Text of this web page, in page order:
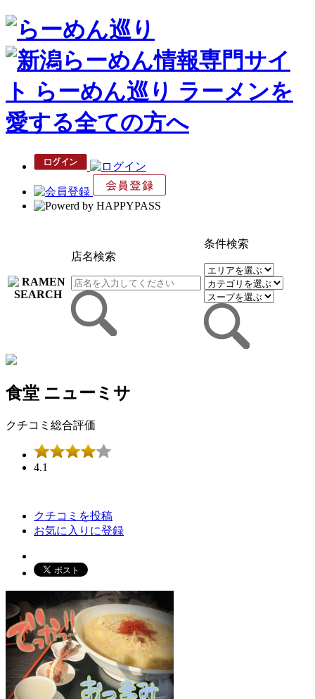
店名検索
条件検索
食堂 ニューミサ
クチコミ総合評価
4.1
クチコミを投稿
お気に入りに登録